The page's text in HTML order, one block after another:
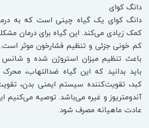
دانگ کوای
دانگ کوای یک گیاه چینی است که به
کمک زیادی می‌کند. این گیاه برای درمان
کم خونی جزئی و تنظیم فشارخون موثر
باعث تنظیم میزان استروژن شده و شانس
باید بدانید که این گیاه ضدالتهاب،
کبد، تقویت‌کننده سیستم ایمنی بدن،
آندومتریوز و غیره می‌باشد. توصیه می‌کنیم
عادت ماهیانه مصرف شود.